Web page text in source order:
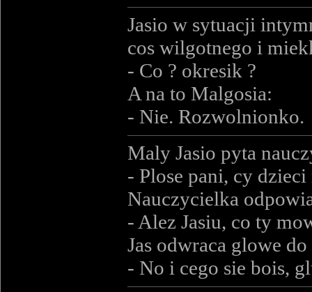
Jasio w sytuacji
cos wilgotnego i
- Co ? okresik ?
A na to Malgosia:
- Nie. Rozwolnionko.
Maly Jasio pyta
- Plose pani, cy
Nauczycielka
- Alez Jasiu, co ty
Jas odwraca glowe
- No i cego sie bois,